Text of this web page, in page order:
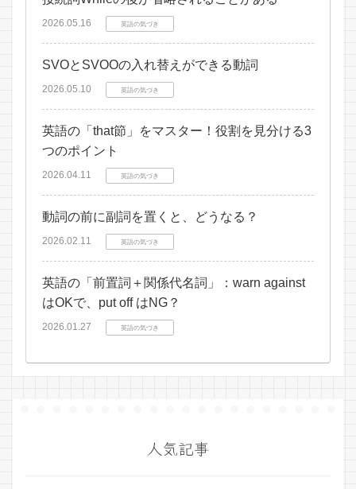
2026.05.16 英語の気づき
SVOとSVOOの入れ替えができる動詞
2026.05.10 英語の気づき
英語の「that節」をマスター！役割を見分ける3
つのポイント
2026.04.11 英語の気づき
動詞の前に副詞を置くと、どうなる？
2026.02.11 英語の気づき
英語の「前置詞＋関係代名詞」：warn against
はOKで、put off はNG？
2026.01.27 英語の気づき
人気記事